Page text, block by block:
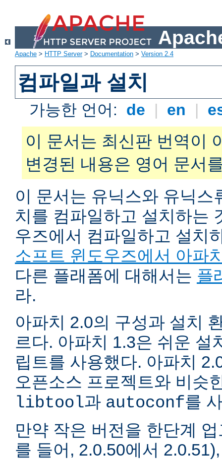
Apache > HTTP Server> Documentation > Version 2.4
컴파일과 설치
가능한 언어: de | en |
이 문서는 최신판 번역이
변경된 내용은 영어 문서
이 문서는 유닉스와 유닉스
치를 컴파일하고 설치하는
우즈에서 컴파일하고 설치
소프트 윈도우즈에서 아파
다른 플래폼에 대해서는 플
라.
아파치 2.0의 구성과 설치
르다. 아파치 1.3은 쉬운 설
립트를 사용했다. 아파치
오픈소스 프로젝트와 비슷
libtool과 autoconf를
만약 작은 버전을 한단계
를 들어, 2.0.50에서